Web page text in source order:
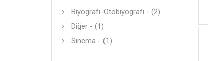
Biyografi-Otobiyografi - (2)
Diğer - (1)
Sinema - (1)